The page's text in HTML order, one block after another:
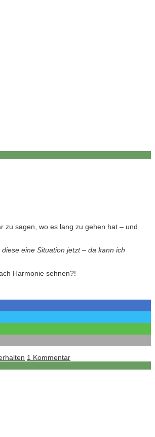
zu sagen, wo es lang zu gehen hat – und
eine Situation jetzt – da kann ich
Harmonie sehnen?!
1 Kommentar